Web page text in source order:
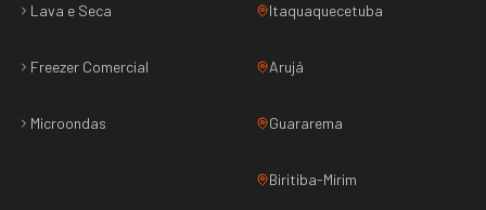
Lava e Seca
Freezer Comercial
Microondas
Itaquaquecetuba
Arujá
Guararema
Biritiba-Mirim